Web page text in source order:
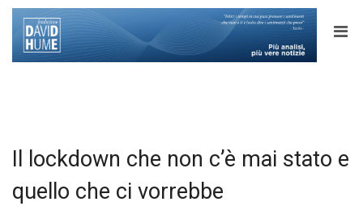
Il lockdown che non c’è mai stato e
quello che ci vorrebbe